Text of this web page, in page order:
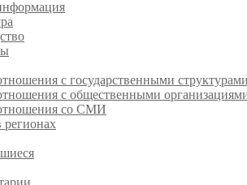
с государственными
с общественными
со СМИ
регионах